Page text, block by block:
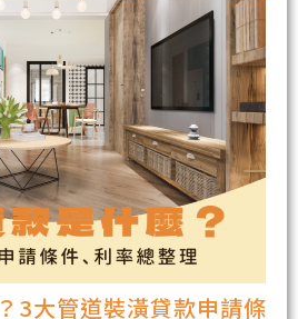
3大管道裝潢貸款申請條